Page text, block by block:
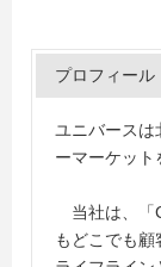
プロフィール
ユニバース
ーマーケット
当社は、「
もどこでも